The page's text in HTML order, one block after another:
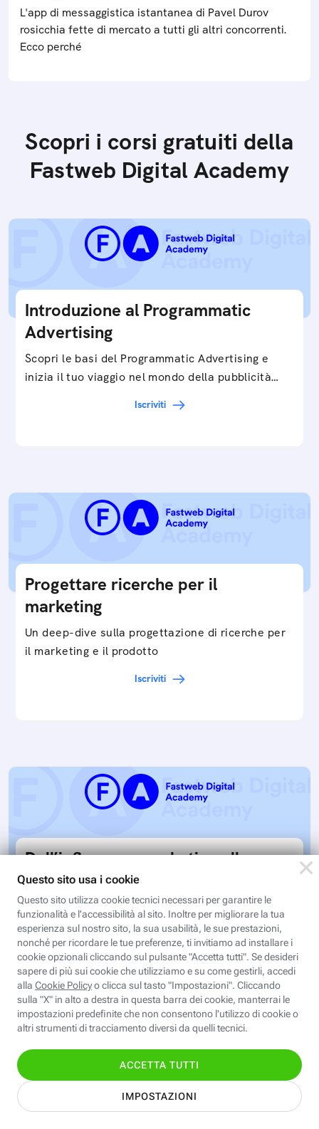
L'app di messaggistica istantanea di Pavel Durov
rosicchia fette di mercato a tutti gli altri concorrenti.
Ecco perché
Scopri i corsi gratuiti della
Fastweb Digital Academy
Introduzione al Programmatic
Advertising
Scopri le basi del Programmatic Advertising e
inizia il tuo viaggio nel mondo della pubblicità
Iscriviti
Progettare ricerche per il
marketing
Un deep-dive sulla progettazione di ricerche per
il marketing e il prodotto
Iscriviti
Dall’influencer marketing alla
creator strategy
Comprendere ed esplorare l'influencer marketing
Iscriviti
Iscriviti